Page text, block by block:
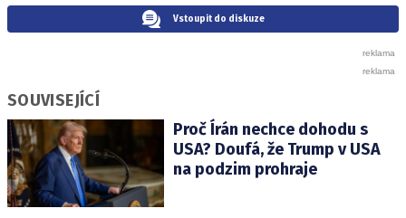
Vstoupit do diskuze
SOUVISEJÍCÍ
Proč Írán nechce dohodu s
USA? Doufá, že Trump v USA
na podzim prohraje